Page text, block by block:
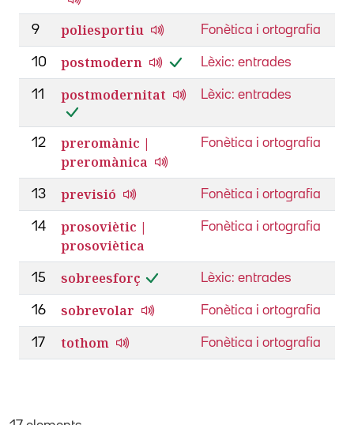
9 poliesportiu Fonètica i ortografia
10 postmodern Lèxic: entrades
11 postmodernitat Lèxic: entrades
12
preromànic |
preromànica
Fonètica i ortografia
13 previsió Fonètica i ortografia
14
prosoviètic |
prosoviètica
Fonètica i ortografia
15 sobreesforç Lèxic: entrades
16 sobrevolar Fonètica i ortografia
17 tothom Fonètica i ortografia